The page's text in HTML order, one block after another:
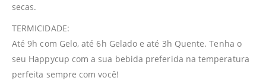
secas.
TERMICIDADE:
Até 9h com Gelo, até 6h Gelado e até 3h Quente. Tenha o
seu Happycup com a sua bebida preferida na temperatura
perfeita sempre com você!